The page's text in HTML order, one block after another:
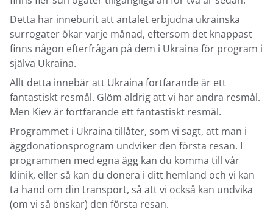
Detta har inneburit att antalet erbjudna ukrainska
surrogater ökar varje månad, eftersom det knappast
finns någon efterfrågan på dem i Ukraina för program i
själva Ukraina.
Allt detta innebär att Ukraina fortfarande är ett
fantastiskt resmål. Glöm aldrig att vi har andra resmål.
Men Kiev är fortfarande ett fantastiskt resmål.
Programmet i Ukraina tillåter, som vi sagt, att man i
äggdonationsprogram undviker den första resan. I
programmen med egna ägg kan du komma till vår
klinik, eller så kan du donera i ditt hemland och vi kan
ta hand om din transport, så att vi också kan undvika
(om vi så önskar) den första resan.